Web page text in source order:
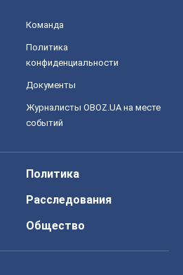
Команда
Политика
конфиденциальности
Документы
Журналисты OBOZ.UA на месте
событий
Политика
Расследования
Общество